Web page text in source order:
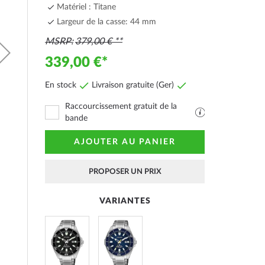
Matériel : Titane
Largeur de la casse: 44 mm
MSRP 379,00 €
339,00 €
En stock Livraison gratuite (Ger)
Raccourcissement gratuit de la
bande
Fichier
AJOUTER AU PANIER
PROPOSER UN PRIX
VARIANTES